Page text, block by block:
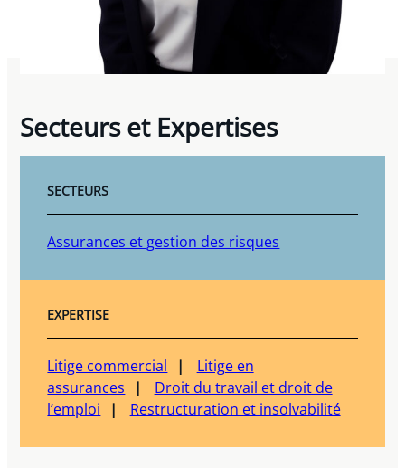
Secteurs et Expertises
SECTEURS
Assurances et gestion des risques
EXPERTISE
Litige commercial
Litige en
assurances
Droit du travail et droit de
l’emploi
Restructuration et insolvabilité